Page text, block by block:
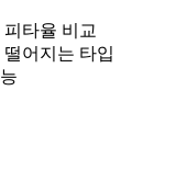
피타율 비교
어지는 타입